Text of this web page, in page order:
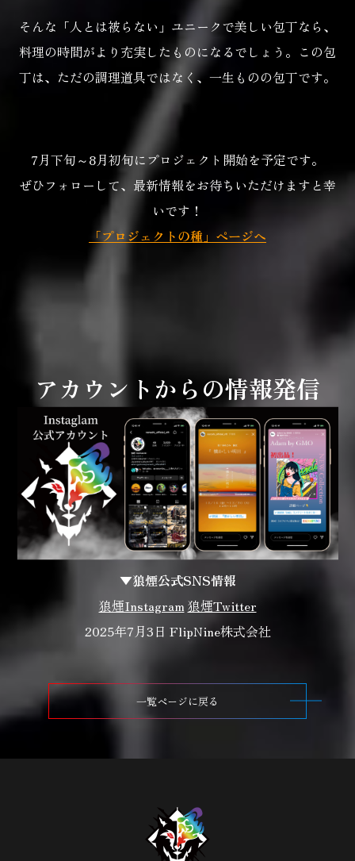
そんな「人とは被らない」ユニークで美しい包丁なら、
料理の時間がより充実したものになるでしょう。この包
丁は、ただの調理道具ではなく、一生ものの包丁です。
7月下旬～8月初旬にプロジェクト開始を予定です。
ぜひフォローして、最新情報をお待ちいただけますと幸
いです！
「プロジェクトの種」ページへ
アカウントからの情報発信
▼狼煙公式SNS情報
狼煙Instagram 狼煙Twitter
2025年7月3日 FlipNine株式会社
一覧ページに戻る